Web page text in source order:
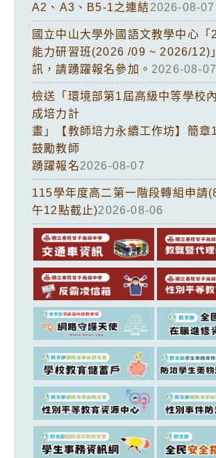
A2、A3、B5-1之連結2026-08-07
國立中山大學外國語文教學中心「
能力研習班(2026 /09 ~ 2026/12)
訊，請踴躍報名參加。 2026-08-07
檢送「環境部第1屆高級中等學校
成培力計
畫」【教師培力永續工作坊】簡章
鼓勵教師
踴躍報名2026-08-07
115學年度高二第一階段轉組申請
午12點截止)2026-08-06